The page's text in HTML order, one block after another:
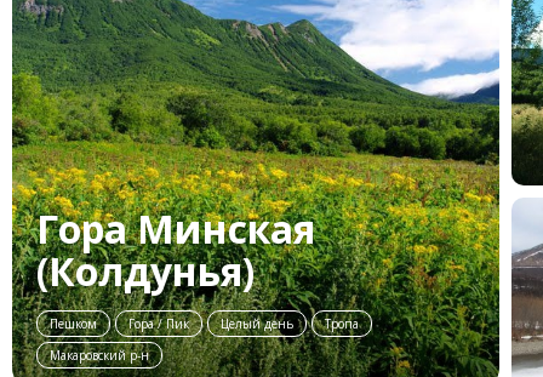
Гора Минская
(Колдунья)
Пешком Гора / Пик Целый день
Тропа
Макаровский р-н